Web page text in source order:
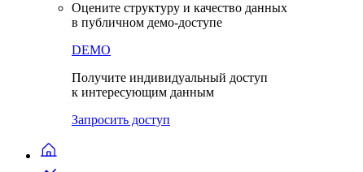
Оцените структуру и качество данных
в публичном демо-доступе
DEMO
Получите индивидуальный доступ
к интересующим данным
Запросить доступ